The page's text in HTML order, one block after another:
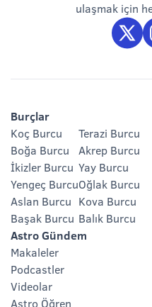
ulaşmak için
Burçlar
Koç Burcu
Boğa Burcu
İkizler Burcu
Yengeç Burcu
Aslan Burcu
Başak Burcu
Terazi Burcu
Akrep Burcu
Yay Burcu
Oğlak Burcu
Kova Burcu
Balık Burcu
Astro Gündem
Makaleler
Podcastler
Videolar
Astro Öğren